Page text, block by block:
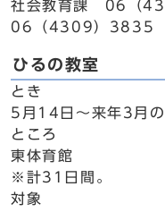
社会教育課 06（
06（4309）3835
ひるの教室
とき
5月14日～来年3月
ところ
東体育館
※計31日間。
対象